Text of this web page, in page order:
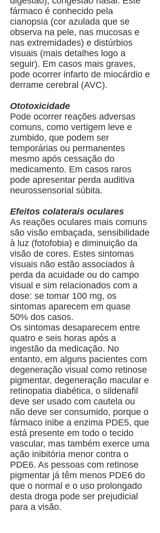
fármaco é conhecido pela
cianopsia (cor azulada que se
observa na pele, nas mucosas e
nas extremidades) e distúrbios
visuais (mais detalhes logo a
seguir). Em casos mais graves,
pode ocorrer infarto de miocárdio e
derrame cerebral (AVC).
Ototoxicidade
Pode ocorrer reações adversas
comuns, como vertigem leve e
zumbido, que podem ser
temporárias ou permanentes
mesmo após cessação do
medicamento. Em casos raros
pode apresentar perda auditiva
neurossensorial súbita.
Efeitos colaterais oculares
As reações oculares mais comuns
são visão embaçada, sensibilidade
à luz (fotofobia) e diminuição da
visão de cores. Estes sintomas
visuais não estão associados à
perda da acuidade ou do campo
visual e sim relacionados com a
dose: se tomar 100 mg, os
sintomas aparecem em quase
50% dos casos.
Os sintomas desaparecem entre
quatro e seis horas após a
ingestão da medicação. No
entanto, em alguns pacientes com
degeneração visual como retinose
pigmentar, degeneração macular e
retinopatia diabética, o sildenafil
deve ser usado com cautela ou
não deve ser consumido, porque o
fármaco inibe a enzima PDE5, que
está presente em todo o tecido
vascular, mas também exerce uma
ação inibitória menor contra o
PDE6. As pessoas com retinose
pigmentar já têm menos PDE6 do
que o normal e o uso prolongado
desta droga pode ser prejudicial
para a visão.